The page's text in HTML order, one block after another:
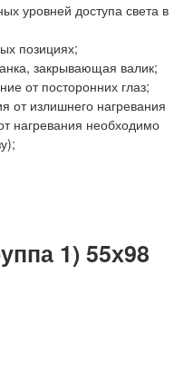
уровней доступа света в
позициях;
закрывающая валик;
от посторонних глаз;
от излишнего нагревания
нагревания необходимо
1) 55х98